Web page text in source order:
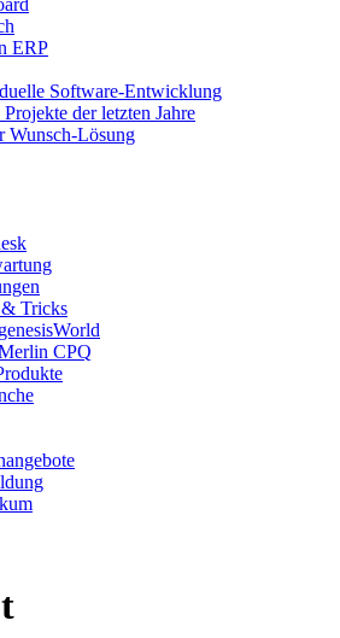
ERP
Software-Entwicklung
der letzten Jahre
Wunsch-Lösung
Tricks
CPQ